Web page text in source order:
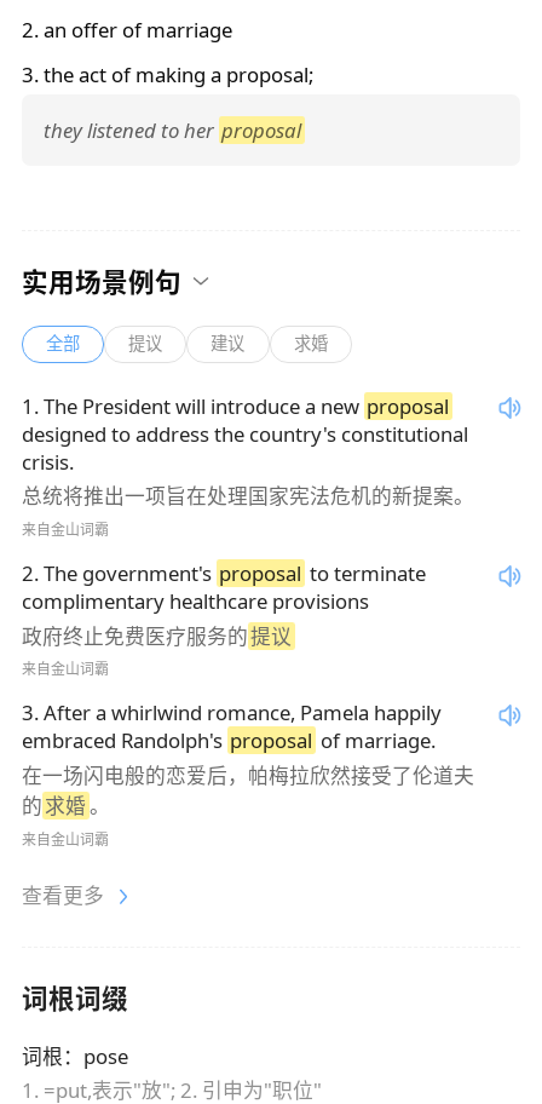
2. an offer of marriage
3. the act of making a proposal;
they listened to her proposal
实用场景例句
全部 提议 建议 求婚
1 .The President will introduce a new proposal
designed to address the country's constitutional
crisis.
总统将推出一项旨在处理国家宪法危机的新提案。
来自金山词霸
2.The government's proposal to terminate
complimentary healthcare provisions
政府终止免费医疗服务的提议
来自金山词霸
3.After a whirlwind romance, Pamela happily
embraced Randolph's proposal of marriage.
在一场闪电般的恋爱后，帕梅拉欣然接受了伦道夫
的求婚。
来自金山词霸
查看更多
词根词缀
词根： pose
1. =put,表示"放"; 2. 引申为"职位"